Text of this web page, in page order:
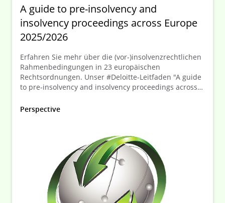
A guide to pre-insolvency and
insolvency proceedings across Europe
2025/2026
Erfahren Sie mehr über die (vor-)insolvenzrechtlichen
Rahmenbedingungen in 23 europäischen
Rechtsordnungen. Unser #Deloitte-Leitfaden "A guide
to pre-insolvency and insolvency proceedings across
jüngsten Reformen und wichtigsten
Deloitte Legal Restrukturierungsexperten Frank
Tschentscher, Torsten Cülter und Christina Wöste
geben einen Überblick über die relevanten
Regelungen in Deutschland.
Perspective